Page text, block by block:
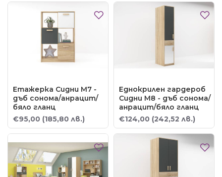
Етажерка Сидни М7 -
дъб сонома/анрацит/
бяло гланц
€95,00 (185,80 лв.)
Еднокрилен гардероб
Сидни М8 - дъб сонома/
анрацит/бяло гланц
€124,00 (242,52 лв.)